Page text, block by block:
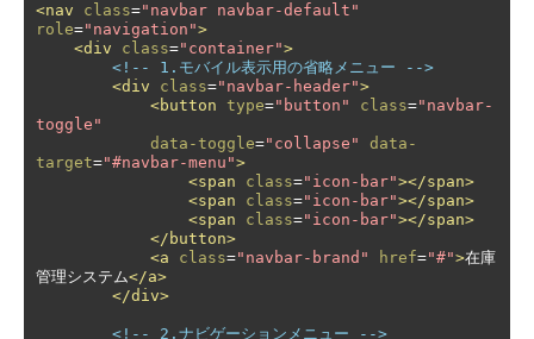
<nav class="navbar navbar-default"
role="navigation">
<div
class="container">
<!-- 1.モバイル表示用の省略メニュー -->
<div
class="navbar-header">
<button type="button" class="navbar-
toggle"
data-toggle="collapse"
data-
target="#navbar-menu">
<span
class="icon-bar"></span>
<span
class="icon-bar"></span>
<span
class="icon-bar"></span>
</button>
<a
class="navbar-brand" href="#">在庫
管理システム</a>
</div>
<!-- 2.ナビゲーションメニュー -->